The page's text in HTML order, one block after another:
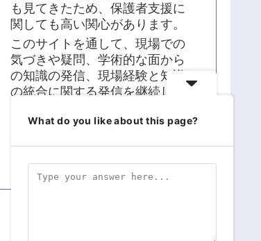
も見てきたため、保護者支援に
関しても高い関心があります。
このサイトを通して、現場での
気づきや疑問、学術的な面から
の知識の発信、現場経験と知識
の統合に関する発信を継続して
よろしくお願い致します！！
What do you like about this page?